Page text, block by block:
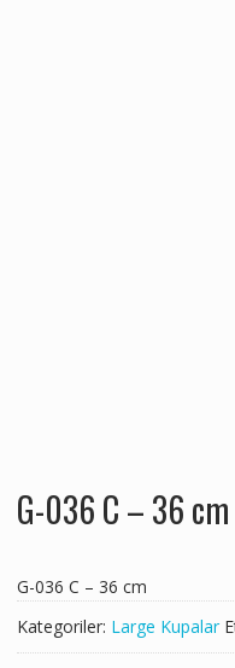
G-036 C – 36 cm
G-036 C – 36 cm
Kategoriler: Large Kupalar